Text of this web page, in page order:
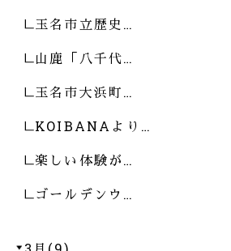
玉名市立歴史…
山鹿「八千代…
玉名市大浜町…
KOIBANAより…
楽しい体験が…
ゴールデンウ…